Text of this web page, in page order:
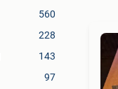
560
228
143
97